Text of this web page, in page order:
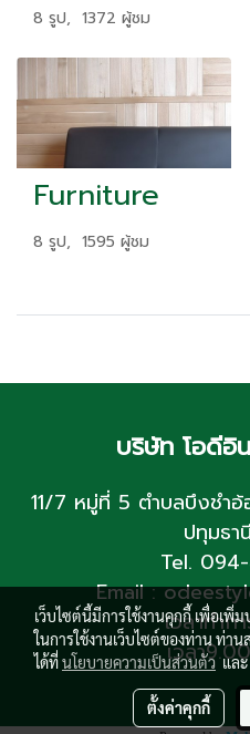
8 รูป, 1372 ผู้ชม
Furniture
8 รูป, 1595 ผู้ชม
บริษัท โอดีอิ
11/7 หมู่ที่ 5 ตำบลบึงชำ
ปทุมธา
Tel.
Email :
เวลาทำ
เวลา
เว็บไซต์นี้มีการใช้งานคุกกี้ เพื่อเ
ในการใช้งานเว็บไซต์ของท่าน ท่า
ได้ที่นโยบายความเป็นส่วนตัวและ
ตั้งค่าคุกกี้